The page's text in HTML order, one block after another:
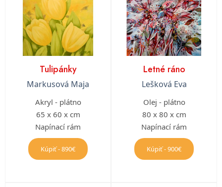
Tulipánky
Markusová Maja
Akryl - plátno
65 x 60 x cm
Napínací rám
Kúpiť - 890€
Letné ráno
Lešková Eva
Olej - plátno
80 x 80 x cm
Napínací rám
Kúpiť - 900€